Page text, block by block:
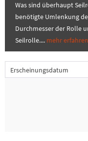
Was sind überhaupt
benötigte Umlenkung
Durchmesser der Rolle
Seilrolle.... mehr